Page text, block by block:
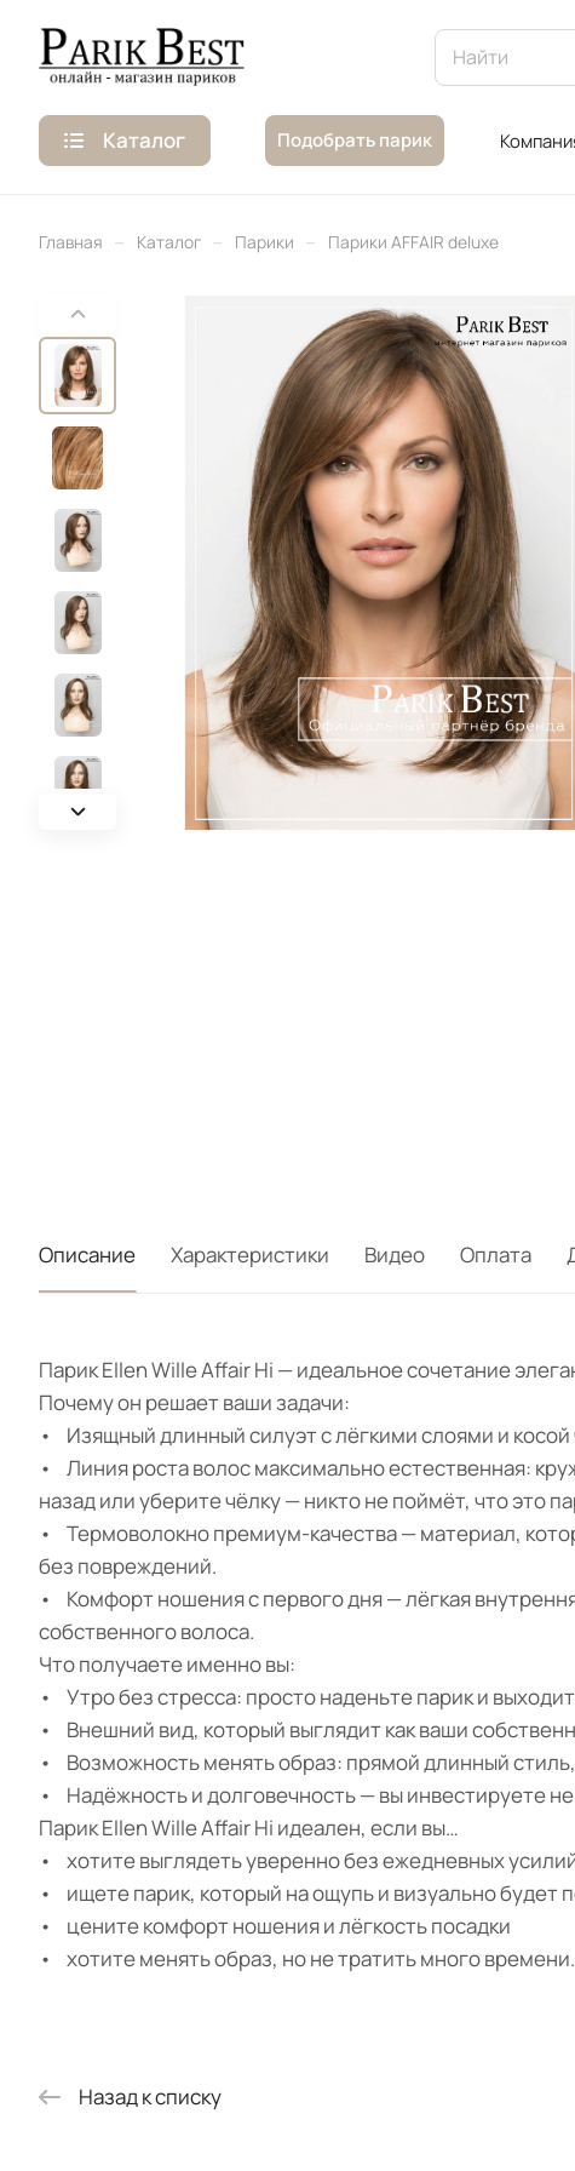
Каталог Подобрать парик
Главная – Каталог – Парики – Парики AFFAIR deluxe
Описание Характеристики Видео Оплата
Парик Ellen Wille Affair Hi — идеальное сочетание
Почему он решает ваши задачи:
• Изящный длинный силуэт с лёгкими слоями и
• Линия роста волос максимально естественная:
назад или уберите чёлку — никто не поймёт, что это
• Термоволокно премиум-качества — материал,
без повреждений.
• Комфорт ношения с первого дня — лёгкая
собственного волоса.
Что получаете именно вы:
• Утро без стресса: просто наденьте парик и
• Внешний вид, который выглядит как ваши
• Возможность менять образ: прямой длинный стиль,
• Надёжность и долговечность — вы инвестируете
Парик Ellen Wille Affair Hi идеален, если вы…
• хотите выглядеть уверенно без ежедневных
• ищете парик, который на ощупь и визуально будет
• цените комфорт ношения и лёгкость посадки
• хотите менять образ, но не тратить много времени.
Назад к списку